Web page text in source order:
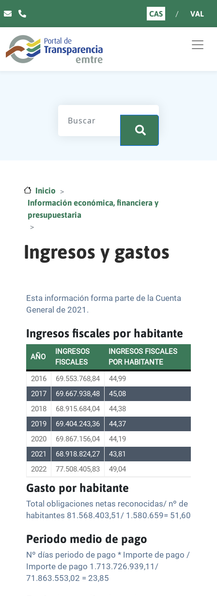
CAS VAL
Inicio
Información económica, financiera y
presupuestaria
Ingresos y gastos
Esta información forma parte de la Cuenta
General de 2021.
Ingresos fiscales por habitante
AÑO
INGRESOS
FISCALES
INGRESOS FISCALES
POR HABITANTE
2016
69.553.768,84
44,99
2017
69.667.938,48
45,08
2018
68.915.684,04
44,38
2019
69.404.243,36
44,37
2020
69.867.156,04
44,19
2021
68.918.824,27
43,81
2022
77.508.405,83 49,04
Gasto por habitante
Total obligaciones netas reconocidas/ nº de
habitantes 81.568.403,51/ 1.580.659= 51,60
Periodo medio de pago
Nº días periodo de pago * Importe de pago /
Importe de pago 1.713.726.939,11/
71.863.553,02 = 23,85